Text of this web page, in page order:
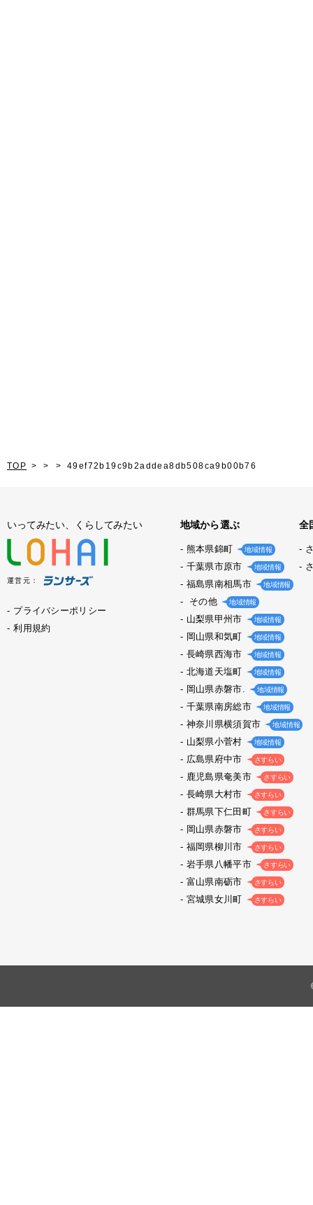
TOP 49ef72b19c9b2addea8db508ca9b00b76
いってみたい、くらしてみたい
運営元：
プライバシーポリシー
利用規約
地域から選ぶ
熊本県錦町 地域情報
千葉県市原市 地域情報
福島県南相馬市 地域情報
その他 地域情報
山梨県甲州市 地域情報
岡山県和気町 地域情報
長崎県西海市 地域情報
北海道天塩町 地域情報
岡山県赤磐市. 地域情報
千葉県南房総市 地域情報
神奈川県横須賀市 地域情報
山梨県小菅村 地域情報
広島県府中市 さすらい
鹿児島県奄美市 さすらい
長崎県大村市 さすらい
群馬県下仁田町 さすらい
岡山県赤磐市 さすらい
福岡県柳川市 さすらい
岩手県八幡平市 さすらい
富山県南砺市 さすらい
宮城県女川町 さすらい
全